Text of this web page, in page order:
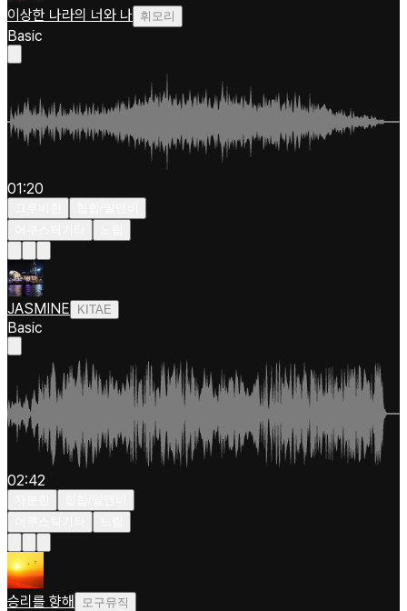
이상한 나라의 너와 나 휘모리
Basic
01:20
JASMINE KITAE
Basic
02:42
승리를 향해 모구뮤직